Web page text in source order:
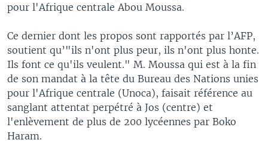
pour l'Afrique centrale Abou Moussa.
Ce dernier dont les propos sont rapportés par l’AFP,
soutient qu’"ils n'ont plus peur, ils n'ont plus honte.
Ils font ce qu'ils veulent." M. Moussa qui est à la fin
de son mandat à la tête du Bureau des Nations unies
pour l'Afrique centrale (Unoca), faisait référence au
sanglant attentat perpétré à Jos (centre) et
l'enlèvement de plus de 200 lycéennes par Boko
Haram.